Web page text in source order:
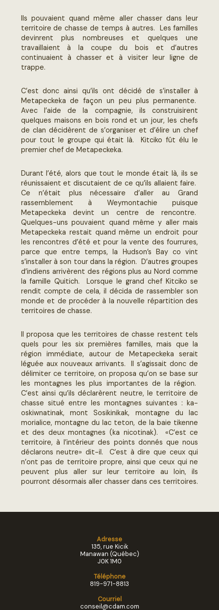
Ils pouvaient quand même aller chasser dans leur
territoire de chasse de temps à autres. Les familles
devinrent plus nombreuses et quelques une
travaillaient à la coupe du bois et d’autres
continuaient à chasser et à visiter leur ligne de
trappe.
C’est donc ainsi qu’ils ont décidé de s’installer à
Metapeckeka de façon un peu plus permanente.
Avec l’aide de la compagnie, ils construisirent
quelques maisons en bois rond et un jour, les chefs
de clan décidèrent de s’organiser et d’élire un chef
pour tout le groupe qui était là. Kitciko fût élu le
premier chef de Metapeckeka.
Durant l’été, alors que tout le monde était là, ils se
réunissaient et discutaient de ce qu’ils allaient faire.
Ce n’était plus nécessaire d’aller au Grand
rassemblement à Weymontachie puisque
Metapeckeka devint un centre de rencontre.
Quelques-uns pouvaient quand même y aller mais
Metapeckeka restait quand même un endroit pour
les rencontres d’été et pour la vente des fourrures,
parce que entre temps, la Hudson’s Bay co vint
s’installer à son tour dans la région. D’autres groupes
d’indiens arrivèrent des régions plus au Nord comme
la famille Quitich. Lorsque le grand chef Kitciko se
rendit compte de cela, il décida de rassembler son
monde et de procéder à la nouvelle répartition des
territoires de chasse.
Il proposa que les territoires de chasse restent tels
quels pour les six premières familles, mais que la
région immédiate, autour de Metapeckeka serait
léguée aux nouveaux arrivants. Il s’agissait donc de
délimiter ce territoire, on proposa qu’on se base sur
les montagnes les plus importantes de la région.
C’est ainsi qu’ils déclarèrent neutre, le territoire de
chasse situé entre les montagnes suivantes : ka-
oskiwnatinak, mont Sosikinikak, montagne du lac
morialice, montagne du lac teton, de la baie tikenne
et des deux montagnes (ka nicotinak). «C’est ce
territoire, à l’intérieur des points donnés que nous
déclarons neutre» dit-il. C’est à dire que ceux qui
n’ont pas de territoire propre, ainsi que ceux qui ne
peuvent plus aller sur leur territoire au loin, ils
pourront désormais aller chasser dans ces territoires.
Adresse
135, rue Kicik
Manawan (Québec)
J0K 1M0
Téléphone
819-971-8813
Courriel
conseil@cdam.com